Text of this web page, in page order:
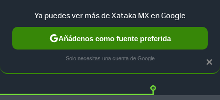
Twitter
×
Ya puedes ver más de Xataka MX en Google
Añádenos como fuente preferida
Solo necesitas una cuenta de Google